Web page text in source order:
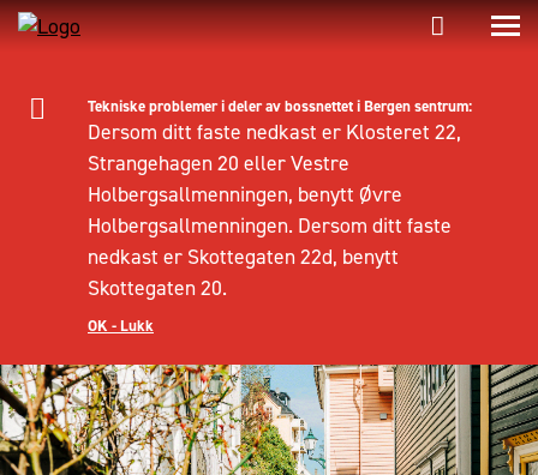
Tekniske problemer i deler av bossnettet i Bergen sentrum:
Dersom ditt faste nedkast er Klosteret 22,
Strangehagen 20 eller Vestre
Holbergsallmenningen, benytt Øvre
Holbergsallmenningen. Dersom ditt faste
nedkast er Skottegaten 22d, benytt
Skottegaten 20.
OK - Lukk